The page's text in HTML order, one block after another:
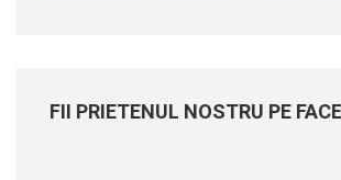
FII PRIETENUL NOSTRU PE